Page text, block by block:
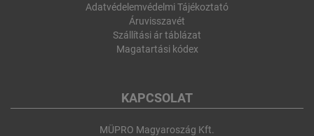
Adatvédelemvédelmi Tájékoztató
Áruvisszavét
Szállítási ár táblázat
Magatartási kódex
KAPCSOLAT
MÜPRO Magyaroszág Kft.